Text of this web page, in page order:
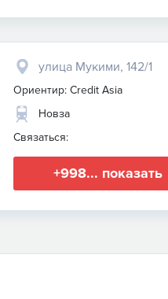
улица Мукими, 142/1
Ориентир: Credit Asia
Новза
Связаться:
+998... показать